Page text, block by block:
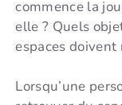
commence la
elle ? Quels
espaces doivent
Lorsqu’une